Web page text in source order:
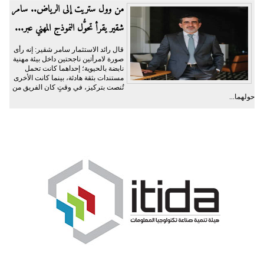
من وول ستريت إلى الرياض.. سامر
شقير يقرأ تحوُّل النموذج المهني عبر...
قال رائد الاستثمار سامر شقير: إنه رأى
صورة لامرأتين ناجحتين داخل بيئة مهنية
نابضة بالحيوية؛ إحداهما كانت تحمل
مستندات بثقة هادئة، بينما كانت الأخرى
تُنصت بتركيز، في وقتٍ كان الفريق من
حولهما...